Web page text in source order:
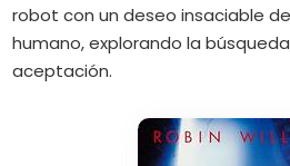
robot con un deseo insaciable
humano, explorando la
aceptación.